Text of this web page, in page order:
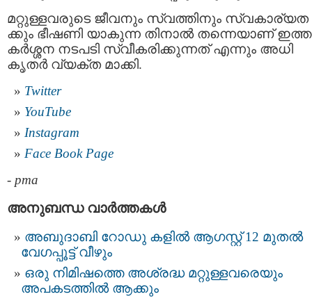
മറ്റുള്ളവരുടെ ജീവനും സ്വത്തിനും സ്വകാര്യത
ക്കും ഭീഷണി യാകുന്ന തിനാൽ തന്നെയാണ്
കര്‍ശ്ശന നടപടി സ്വീകരിക്കുന്നത് എന്നും അധി
കൃതര്‍ വ്യക്ത മാക്കി.
Twitter
YouTube
Instagram
Face Book Page
- pma
അനുബന്ധ വാര്‍ത്തകള്‍
അബുദാബി റോഡു കളിൽ ആഗസ്റ്റ് 12 മുതല്‍
വേഗപ്പൂട്ട് വീഴും
ഒരു നിമിഷത്തെ അശ്രദ്ധ മറ്റുള്ളവരെയും
അപകടത്തിൽ ആക്കും